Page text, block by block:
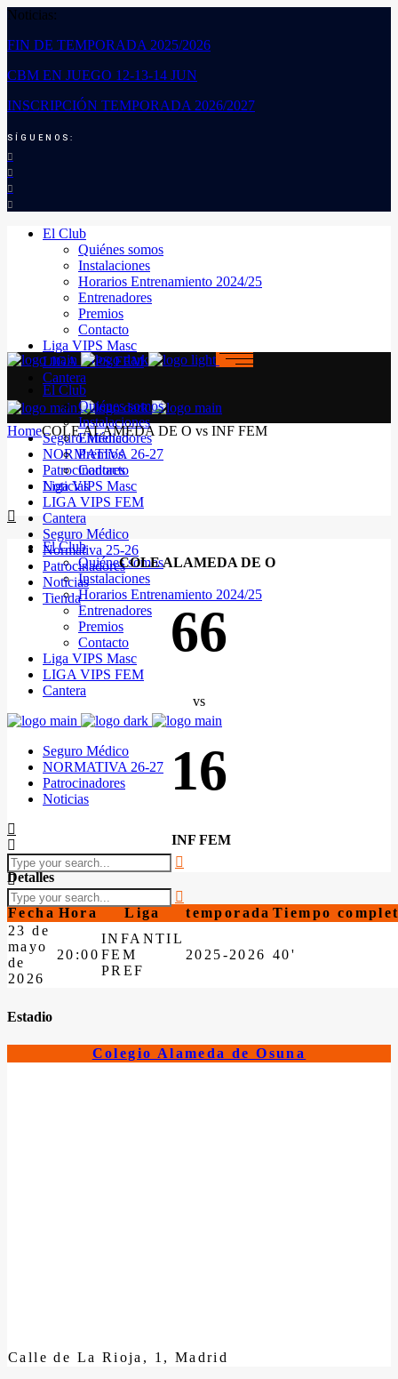
Noticias:
FIN DE TEMPORADA 2025/2026
CBM EN JUEGO 12-13-14 JUN
INSCRIPCIÓN TEMPORADA 2026/2027
SÍGUENOS:
El Club
Quiénes somos
Instalaciones
Horarios Entrenamiento 2024/25
Entrenadores
Premios
Contacto
Liga VIPS Masc
LIGA VIPS FEM
Cantera
Seguro Médico
NORMATIVA 26-27
Patrocinadores
Noticias
El Club
Quiénes somos
Instalaciones
Horarios Entrenamiento 2024/25
Entrenadores
Premios
Contacto
Liga VIPS Masc
LIGA VIPS FEM
Cantera
Seguro Médico
NORMATIVA 26-27
Patrocinadores
Noticias
El Club
Quiénes somos
Instalaciones
Entrenadores
Premios
Contacto
Liga VIPS Masc
LIGA VIPS FEM
Cantera
Seguro Médico
Normativa 25-26
Patrocinadores
Noticias
Tienda
HomeCOLE ALAMEDA DE O vs INF FEM
COLE ALAMEDA DE O
66
vs
16
INF FEM
Detalles
Fecha Hora Liga temporada Tiempo
23 de
mayo
de
2026
20:00
INFANTIL
FEM
PREF
2025-2026 40'
Estadio
Colegio Alameda de Osuna
Calle de La Rioja, 1, Madrid